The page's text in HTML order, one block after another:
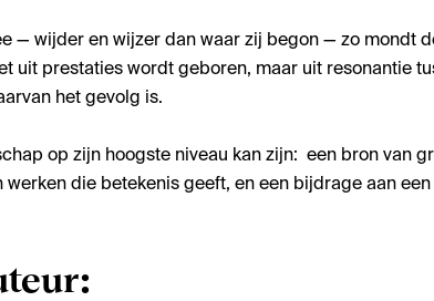
— wijder en wijzer dan waar zij begon — zo mondt
uit prestaties wordt geboren, maar uit resonantie
het gevolg is.
op zijn hoogste niveau kan zijn: een bron van
die betekenis geeft, en een bijdrage aan